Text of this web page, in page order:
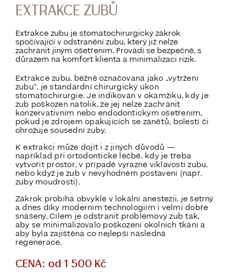
EXTRAKCE ZUBŮ
Extrakce zubu je stomatochirurgický zákrok
spočívající v odstranění zubu, který již nelze
zachránit jiným ošetřením. Provádí se bezpečně, s
důrazem na komfort klienta a minimalizaci rizik.
Extrakce zubu, běžně označovaná jako „vytržení
zubu“, je standardní chirurgický úkon
stomatochirurgie. Je indikován v okamžiku, kdy je
zub poškozen natolik, že jej nelze zachránit
konzervativním nebo endodontickým ošetřením,
pokud je zdrojem opakujících se zánětů, bolestí či
ohrožuje sousední zuby.
K extrakci může dojít i z jiných důvodů —
například při ortodontické léčbě, kdy je třeba
vytvořit prostor, v případě výrazné viklavosti zubu,
nebo když je zub v nevýhodném postavení (např.
zuby moudrosti).
Zákrok probíhá obvykle v lokální anestezii, je šetrný
a dnes díky moderním technologiím i velmi dobře
snášený. Cílem je odstranit problémový zub tak,
aby se minimalizovalo poškození okolních tkání a
aby byla zajištěna co nejlepší následná
regenerace.
CENA: od 1 500 Kč